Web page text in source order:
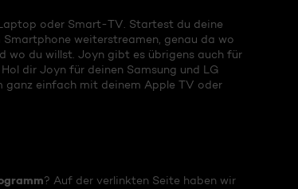
oder Smart-TV. Startest du deine
weiterstreamen, genau da wo
wo du willst. Joyn gibt es übrigens auch für
dir Joyn für deinen Samsung und LG
ganz einfach mit deinem Apple TV oder
? Auf der verlinkten Seite haben wir